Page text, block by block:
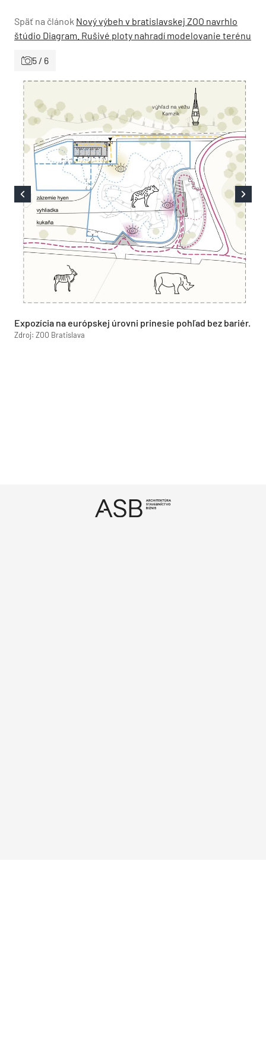
Späť na článok Nový výbeh v bratislavskej ZOO navrhlo
štúdio Diagram. Rušivé ploty nahradí modelovanie terénu
5 / 6
Expozícia na európskej úrovni prinesie pohľad bez bariér.
Zdroj: ZOO Bratislava